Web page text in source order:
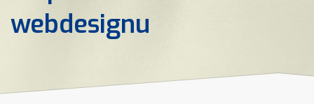
webdesignu